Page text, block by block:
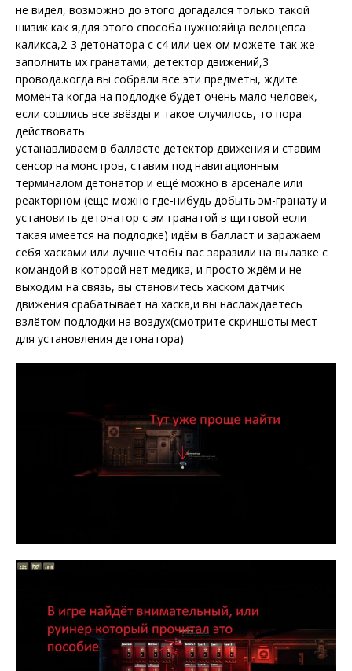
не видел, возможно до этого догадался только такой
шизик как я,для этого способа нужно:яйца велоцепса
каликса,2-3 детонатора с с4 или uex-ом можете так же
заполнить их гранатами, детектор движений,3
провода.когда вы собрали все эти предметы, ждите
момента когда на подлодке будет очень мало человек,
если сошлись все звёзды и такое случилось, то пора
действовать
устанавливаем в балласте детектор движения и ставим
сенсор на монстров, ставим под навигационным
терминалом детонатор и ещё можно в арсенале или
реакторном (ещё можно где-нибудь добыть эм-гранату и
установить детонатор с эм-гранатой в щитовой если
такая имеется на подлодке) идём в балласт и заражаем
себя хасками или лучше чтобы вас заразили на вылазке с
командой в которой нет медика, и просто ждём и не
выходим на связь, вы становитесь хаском датчик
движения срабатывает на хаска,и вы наслаждаетесь
взлётом подлодки на воздух(смотрите скриншоты мест
для установления детонатора)